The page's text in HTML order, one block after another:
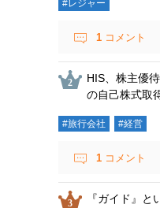
#レジャー
1 コメント
HIS、株主優
の自己株式取
#旅行会社 #経営
1 コメント
『ガイド』